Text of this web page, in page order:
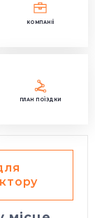
КОМПАНІЇ
ПЛАН ПОЇЗДКИ